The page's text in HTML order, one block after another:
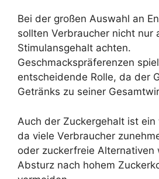
Bei der großen Auswahl an
sollten Verbraucher nicht nur
Stimulansgehalt achten.
Geschmackspräferenzen
entscheidende Rolle, da der
Getränks zu seiner
Auch der Zuckergehalt ist ein
da viele Verbraucher
oder zuckerfreie Alternativen
Absturz nach hohem